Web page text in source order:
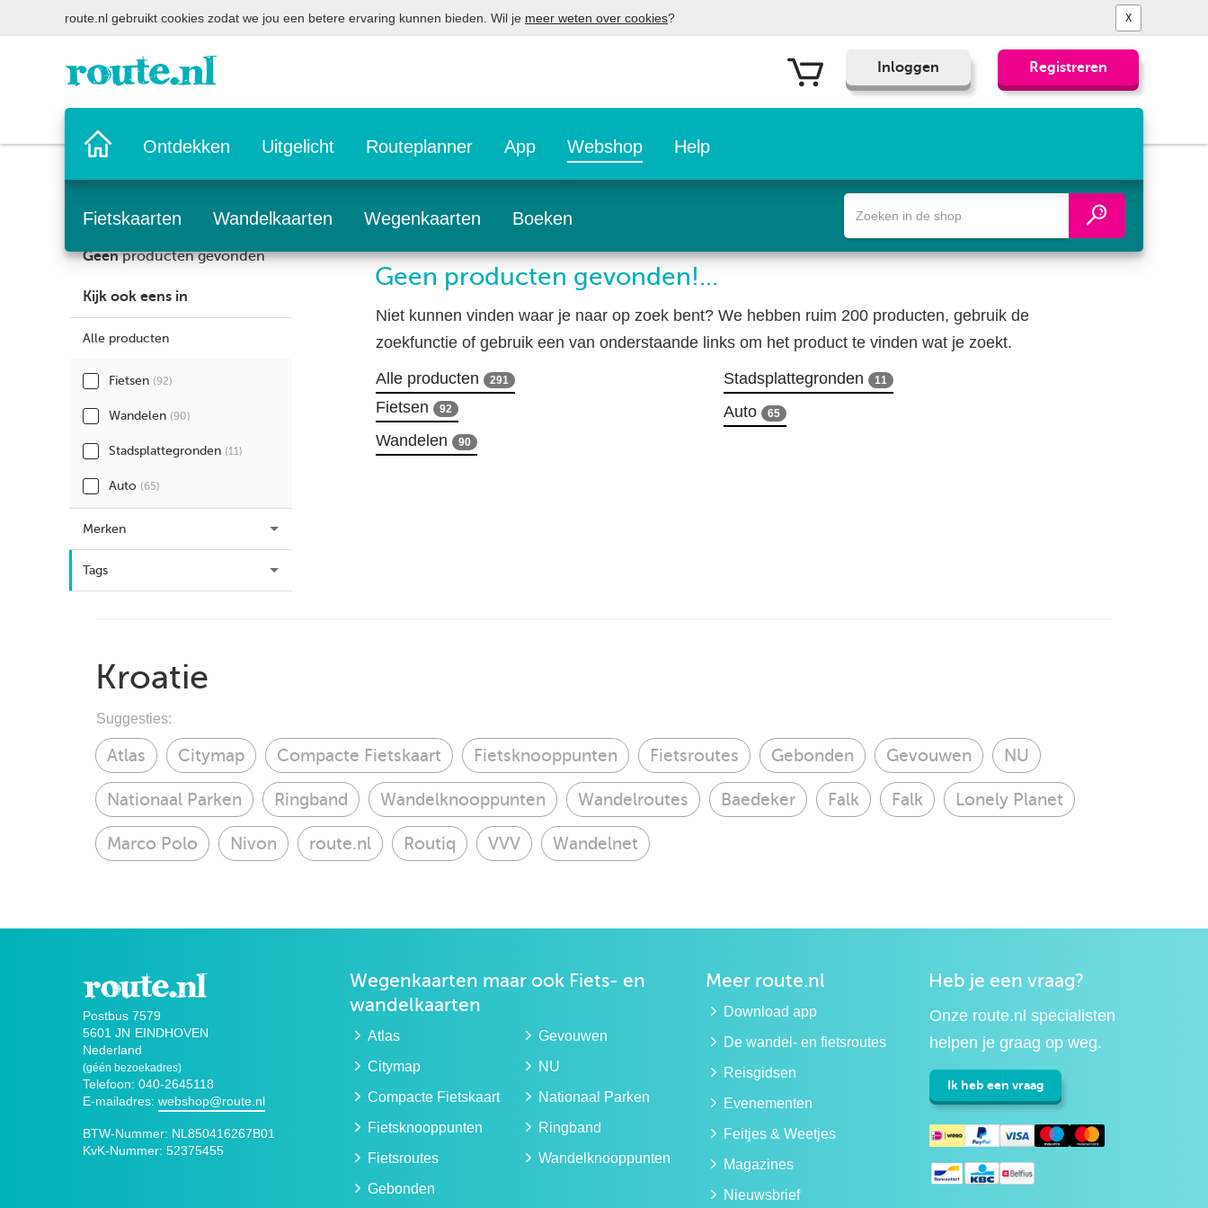
route.nl gebruikt cookies zodat we jou een betere ervaring kunnen bieden. Wil je meer weten over cookies? X
Inloggen Registreren
Home
paginaOntdekken Uitgelicht Routeplanner App Webshop Help
Fietskaarten Wandelkaarten Wegenkaarten Boeken
een
wandel-
Geenproducten gevonden
Kijk ook eens in
Alle producten
Fietsen (92)
Wandelen (90)
Stadsplattegronden (11)
Auto (65)
Merken
Tags
Geen producten gevonden!...
Niet kunnen vinden waar je naar op zoek bent? We hebben ruim 200 producten, gebruik de
zoekfunctie of gebruik een van onderstaande links om het product te vinden wat je zoekt.
Alle producten 291
Fietsen 92
Wandelen 90
Stadsplattegronden 11
Auto 65
Kroatie
Suggesties:
Atlas Citymap Compacte Fietskaart Fietsknooppunten Fietsroutes Gebonden Gevouwen NU
Nationaal Parken Ringband Wandelknooppunten Wandelroutes Baedeker Falk Falk Lonely Planet
Marco Polo Nivon route.nl Routiq VVV Wandelnet
Postbus 7579
5601 JN EINDHOVEN
Nederland
(géén bezoekadres)
Telefoon: 040-2645118
E-mailadres: webshop@route.nl
BTW-Nummer: NL850416267B01
KvK-Nummer: 52375455
Wegenkaarten maar ook Fiets- en
wandelkaarten
Atlas
Citymap
Compacte Fietskaart
Fietsknooppunten
Fietsroutes
Gebonden
Gevouwen
NU
Nationaal Parken
Ringband
Wandelknooppunten
Meer route.nl
Download app
De wandel- en fietsroutes
Reisgidsen
Evenementen
Feitjes & Weetjes
Magazines
Nieuwsbrief
Heb je een vraag?
Onze route.nl specialisten
helpen je graag op weg.
Ik heb een vraag